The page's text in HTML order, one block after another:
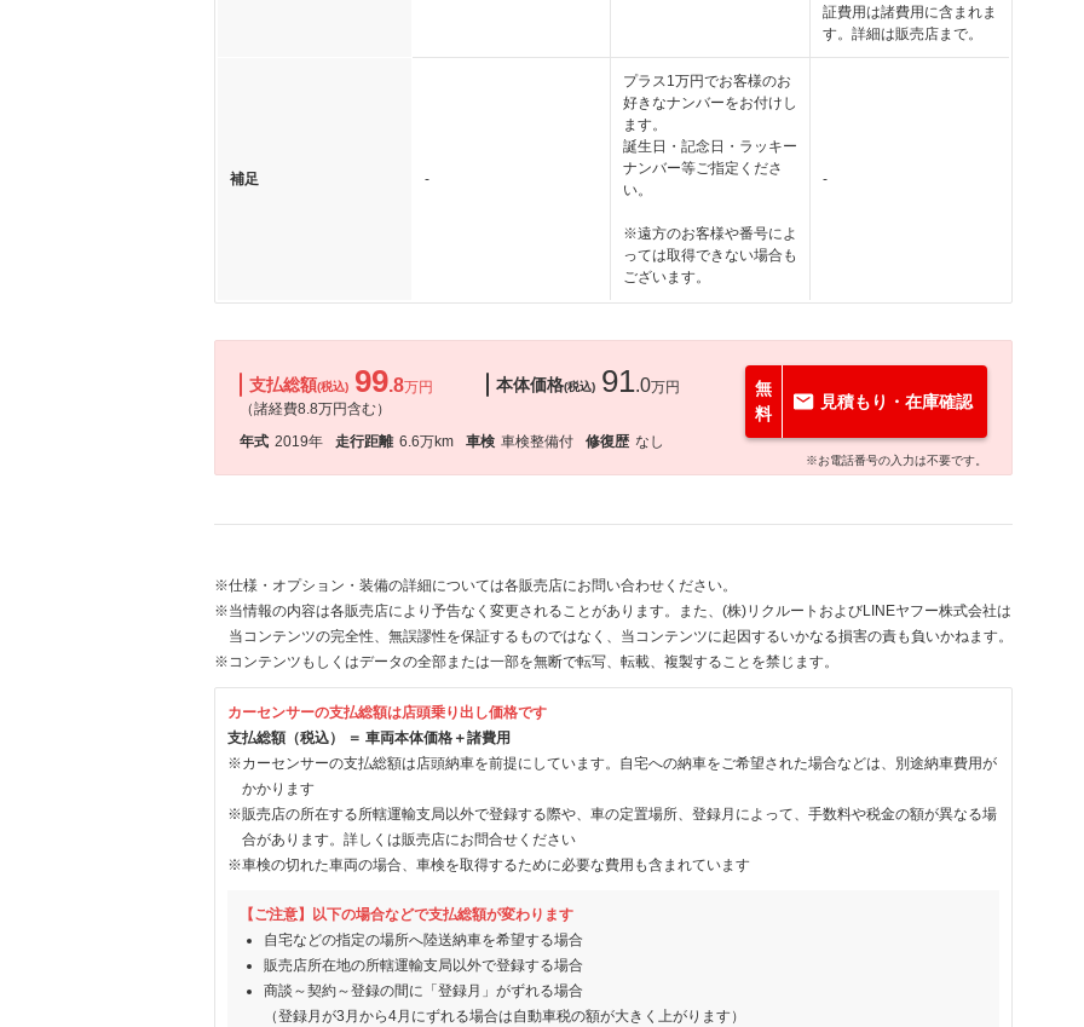
証費用は諸費用に含まれま
す。詳細は販売店まで。
補足 -
プラス1万円でお客様のお
好きなナンバーをお付けし
ます。
誕生日・記念日・ラッキー
ナンバー等ご指定くださ
い。
※遠方のお客様や番号によ
っては取得できない場合も
ございます。
-
支払総額(税込) 99.8万円
（諸経費8.8万円含む）
本体価格(税込) 91.0万円
年式 2019年 走行距離 6.6万km 車検 車検整備付 修復歴 なし
無
料
見積もり・在庫確認
※お電話番号の入力は不要です。
※仕様・オプション・装備の詳細については各販売店にお問い合わせください。
※当情報の内容は各販売店により予告なく変更されることがあります。また、(株)リクルートおよびLINEヤフー株式会社は
当コンテンツの完全性、無誤謬性を保証するものではなく、当コンテンツに起因するいかなる損害の責も負いかねます。
※コンテンツもしくはデータの全部または一部を無断で転写、転載、複製することを禁じます。
カーセンサーの支払総額は店頭乗り出し価格です
支払総額（税込） ＝ 車両本体価格＋諸費用
※カーセンサーの支払総額は店頭納車を前提にしています。自宅への納車をご希望された場合などは、別途納車費用が
かかります
※販売店の所在する所轄運輸支局以外で登録する際や、車の定置場所、登録月によって、手数料や税金の額が異なる場
合があります。詳しくは販売店にお問合せください
※車検の切れた車両の場合、車検を取得するために必要な費用も含まれています
【ご注意】以下の場合などで支払総額が変わります
自宅などの指定の場所へ陸送納車を希望する場合
販売店所在地の所轄運輸支局以外で登録する場合
商談～契約～登録の間に「登録月」がずれる場合
（登録月が3月から4月にずれる場合は自動車税の額が大きく上がります）